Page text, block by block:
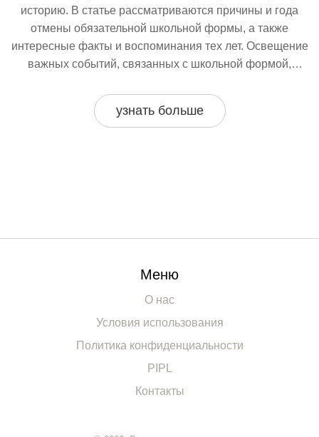
историю. В статье рассматриваются причины и года
отмены обязательной школьной формы, а также
интересные факты и воспоминания тех лет. Освещение
важных событий, связанных с школьной формой,
узнать больше
Меню
О нас
Условия использования
Политика конфиденциальности
PIPL
Контакты